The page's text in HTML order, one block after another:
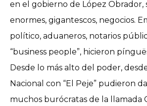
en el gobierno de López Obrador,
enormes, gigantescos, negocios.
político, aduaneros, notarios
“business people”, hicieron
Desde lo más alto del poder,
Nacional con “El Peje” pudieron
muchos burócratas de la llamada